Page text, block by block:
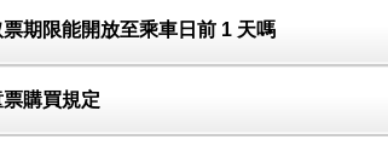
期限能開放至乘車日前 1 天嗎
購買規定